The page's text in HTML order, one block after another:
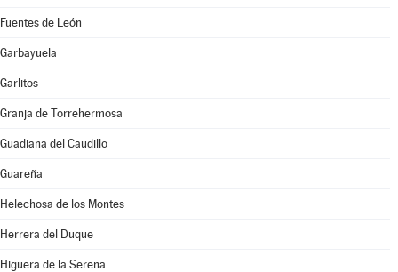
Fuentes de León
Garbayuela
Garlitos
Granja de Torrehermosa
Guadiana del Caudillo
Guareña
Helechosa de los Montes
Herrera del Duque
Higuera de la Serena